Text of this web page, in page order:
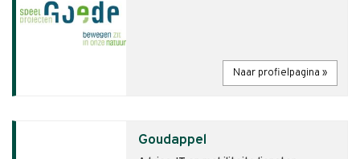
Naar profielpagina »
Goudappel